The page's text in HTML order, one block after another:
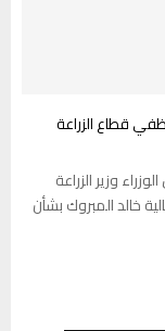
قطاع الزراعة
وزير الزراعة
خالد المبروك بشأن